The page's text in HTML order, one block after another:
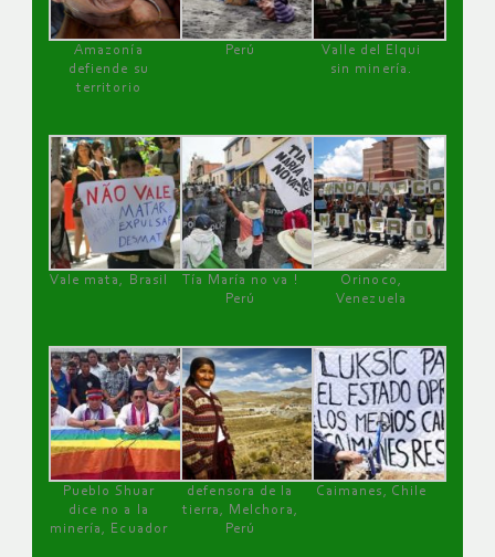
Amazonía
defiende su
territorio
Perú
Valle del Elqui
sin minería.
Vale mata, Brasil
Tía María no va !
Perú
Orinoco,
Venezuela
Pueblo Shuar
dice no a la
minería, Ecuador
defensora de la
tierra, Melchora,
Perú
Caimanes, Chile